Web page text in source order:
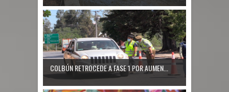
COLBÚN RETROCEDE A FASE 1 POR AUMEN...